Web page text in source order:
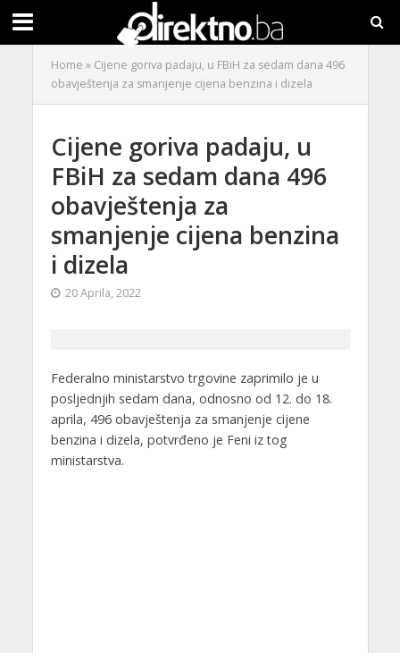
Home » Cijene goriva padaju, u FBiH za sedam dana 496
obavještenja za smanjenje cijena benzina i dizela
Cijene goriva padaju, u
FBiH za sedam dana 496
obavještenja za
smanjenje cijena benzina
i dizela
20 Aprila, 2022
Federalno ministarstvo trgovine zaprimilo je u
posljednjih sedam dana, odnosno od 12. do 18.
aprila, 496 obavještenja za smanjenje cijene
benzina i dizela, potvrđeno je Feni iz tog
ministarstva.